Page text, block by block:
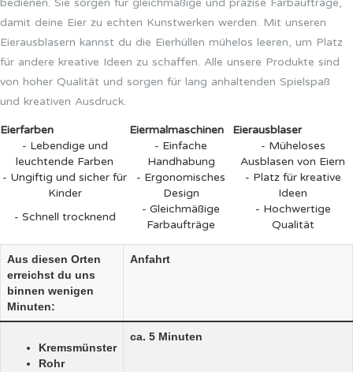
bedienen. Sie sorgen für gleichmäßige und präzise Farbaufträge,
damit deine Eier zu echten Kunstwerken werden. Mit unseren
Eierausblasern kannst du die Eierhüllen mühelos leeren, um Platz
für andere kreative Ideen zu schaffen. Alle unsere Produkte sind
von hoher Qualität und sorgen für lang anhaltenden Spielspaß
und kreativen Ausdruck.
Eierfarben Eiermalmaschinen
Eierausblaser
- Lebendige und
leuchtende Farben
- Einfache
Handhabung
- Müheloses
Ausblasen von Eiern
- Ungiftig und sicher für
Kinder
- Ergonomisches
Design
- Platz für kreative
Ideen
- Schnell trocknend
- Gleichmäßige
Farbaufträge
- Hochwertige
Qualität
Aus diesen Orten
erreichst du uns
binnen wenigen
Minuten:
Anfahrt
Kremsmünster
Rohr
ca. 5 Minuten